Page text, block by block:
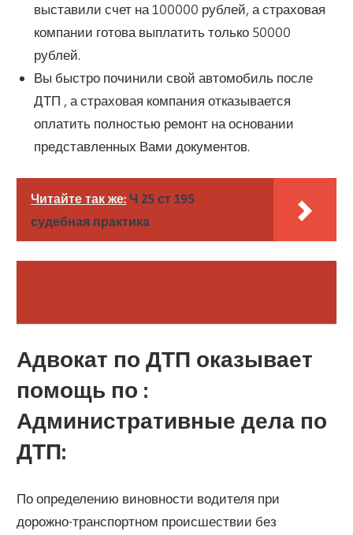
выставили счет на 100000 рублей, а страховая
компании готова выплатить только 50000
рублей.
Вы быстро починили свой автомобиль после
ДТП , а страховая компания отказывается
оплатить полностью ремонт на основании
представленных Вами документов.
Читайте так же: Ч 25 ст 195
судебная практика
Адвокат по ДТП оказывает
помощь по :
Административные дела по
ДТП:
По определению виновности водителя при
дорожно-транспортном происшествии без